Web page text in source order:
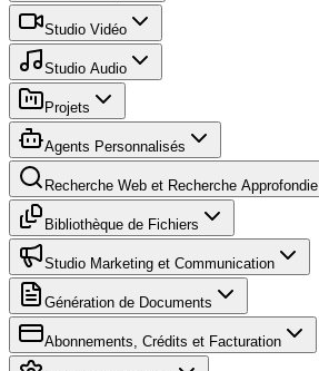
Studio Vidéo
Studio Audio
Projets
Agents Personnalisés
Recherche Web et Recherche Approfondie
Bibliothèque de Fichiers
Studio Marketing et Communication
Génération de Documents
Abonnements, Crédits et Facturation